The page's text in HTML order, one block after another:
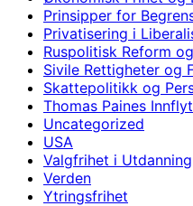
Prinsipper for
Privatisering i
Ruspolitisk Reform
Sivile Rettigheter og
Skattepolitikk og
Thomas Paines
Uncategorized
USA
Valgfrihet i Utdanning
Verden
Ytringsfrihet